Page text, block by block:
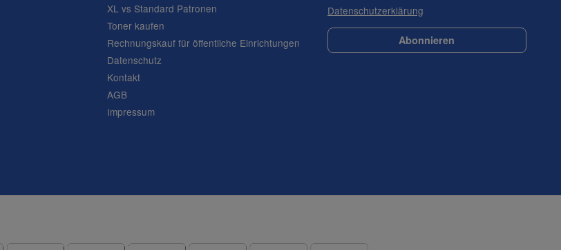
Frage abschicken
XL vs Standard Patronen
Toner kaufen
Rechnungskauf für öffentliche Einrichtungen
Datenschutz
Kontakt
AGB
Impressum
Datenschutzerklärung
Abonnieren